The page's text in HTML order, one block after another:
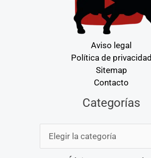
Aviso legal
Política de privacidad
Sitemap
Contacto
Categorías